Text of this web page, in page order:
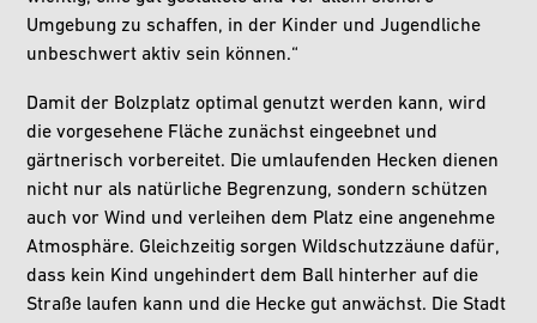
Umgebung zu schaffen, in der Kinder und Jugendliche
unbeschwert aktiv sein können.“
Damit der Bolzplatz optimal genutzt werden kann, wird
die vorgesehene Fläche zunächst eingeebnet und
gärtnerisch vorbereitet. Die umlaufenden Hecken dienen
nicht nur als natürliche Begrenzung, sondern schützen
auch vor Wind und verleihen dem Platz eine angenehme
Atmosphäre. Gleichzeitig sorgen Wildschutzzäune dafür,
dass kein Kind ungehindert dem Ball hinterher auf die
Straße laufen kann und die Hecke gut anwächst. Die Stadt